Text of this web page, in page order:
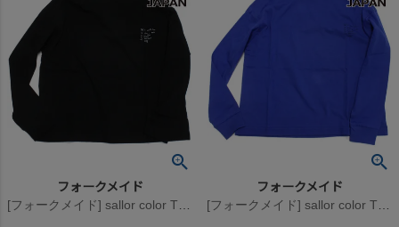
フォークメイド
[フォークメイド] sallor color Tシャツ ブラック
フォークメイド
[フォークメイド] sallor color Tシャツ ブルー